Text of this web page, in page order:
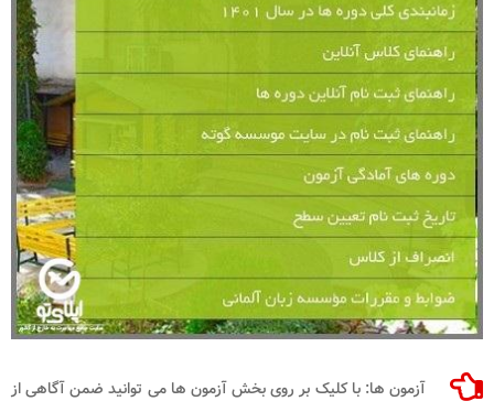
آزمون ها: با کلیک بر روی بخش آزمون ها می توانید ضمن آگاهی از